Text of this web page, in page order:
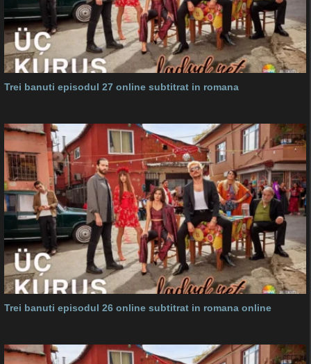
Trei banuti episodul 27 online subtitrat in romana
Trei banuti episodul 26 online subtitrat in romana online